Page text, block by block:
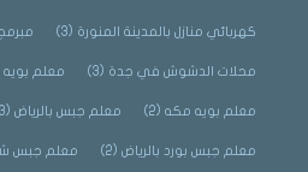
كهربائي منازل بالمدينة المنورة (3)
محلات الدشوش في جدة (3) معلم بويه
معلم بويه مكه(2) معلم جبس بالرياض(3)
معلم جبس بورد بالرياض(2) معلم جبس